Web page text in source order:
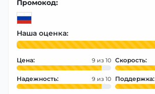
Промокод:
Наша оценка:
Цена: 9 Скорость:
Надежность: 9 Поддержка: